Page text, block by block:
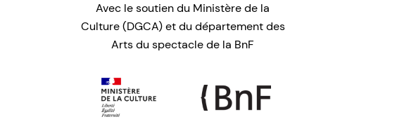
Avec le soutien du Ministère de la
Culture (DGCA) et du département des
Arts du spectacle de la BnF